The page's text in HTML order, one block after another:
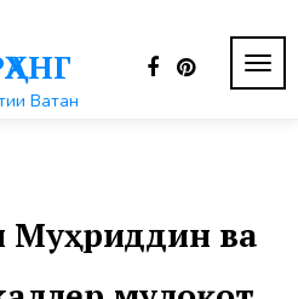
Ватан
Муҳриддин ва